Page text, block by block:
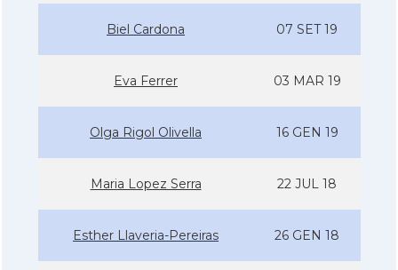
Biel Cardona 07 SET 19
Eva Ferrer 03 MAR 19
Olga Rigol Olivella 16 GEN 19
Maria Lopez Serra 22 JUL 18
Esther Llaveria-Pereiras 26 GEN 18